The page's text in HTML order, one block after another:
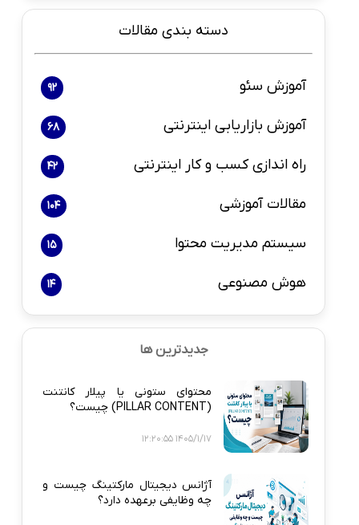
دسته بندی مقالات
آموزش سئو 92
آموزش بازاریابی اینترنتی 68
راه اندازی کسب و کار اینترنتی 42
مقالات آموزشی 104
سیستم مدیریت محتوا 15
هوش مصنوعی 14
جدیدترین ها
محتوای ستونی یا پیلار کانتنت
(PILLAR CONTENT) چیست؟
1405/1/17 12:20:55
آژانس دیجیتال مارکتینگ چیست و
چه وظایفی برعهده دارد؟